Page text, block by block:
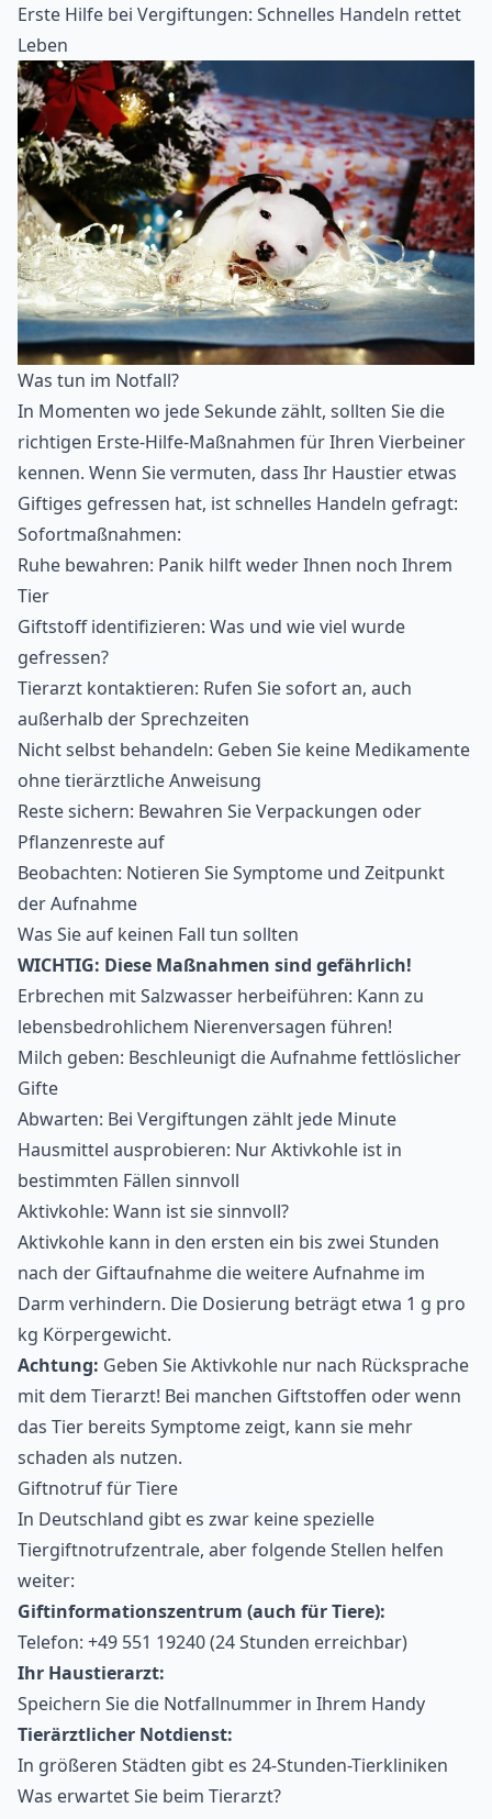
Erste Hilfe bei Vergiftungen: Schnelles Handeln rettet
Leben
Was tun im Notfall?
In Momenten wo jede Sekunde zählt, sollten Sie die
richtigen Erste-Hilfe-Maßnahmen für Ihren Vierbeiner
kennen. Wenn Sie vermuten, dass Ihr Haustier etwas
Giftiges gefressen hat, ist schnelles Handeln gefragt:
Sofortmaßnahmen:
Ruhe bewahren: Panik hilft weder Ihnen noch Ihrem
Tier
Giftstoff identifizieren: Was und wie viel wurde
gefressen?
Tierarzt kontaktieren: Rufen Sie sofort an, auch
außerhalb der Sprechzeiten
Nicht selbst behandeln: Geben Sie keine Medikamente
ohne tierärztliche Anweisung
Reste sichern: Bewahren Sie Verpackungen oder
Pflanzenreste auf
Beobachten: Notieren Sie Symptome und Zeitpunkt
der Aufnahme
Was Sie auf keinen Fall tun sollten
WICHTIG: Diese Maßnahmen sind gefährlich!
Erbrechen mit Salzwasser herbeiführen: Kann zu
lebensbedrohlichem Nierenversagen führen!
Milch geben: Beschleunigt die Aufnahme fettlöslicher
Gifte
Abwarten: Bei Vergiftungen zählt jede Minute
Hausmittel ausprobieren: Nur Aktivkohle ist in
bestimmten Fällen sinnvoll
Aktivkohle: Wann ist sie sinnvoll?
Aktivkohle kann in den ersten ein bis zwei Stunden
nach der Giftaufnahme die weitere Aufnahme im
Darm verhindern. Die Dosierung beträgt etwa 1 g pro
kg Körpergewicht.
Achtung: Geben Sie Aktivkohle nur nach Rücksprache
mit dem Tierarzt! Bei manchen Giftstoffen oder wenn
das Tier bereits Symptome zeigt, kann sie mehr
schaden als nutzen.
Giftnotruf für Tiere
In Deutschland gibt es zwar keine spezielle
Tiergiftnotrufzentrale, aber folgende Stellen helfen
weiter:
Giftinformationszentrum (auch für Tiere):
Telefon: +49 551 19240 (24 Stunden erreichbar)
Ihr Haustierarzt:
Speichern Sie die Notfallnummer in Ihrem Handy
Tierärztlicher Notdienst:
In größeren Städten gibt es 24-Stunden-Tierkliniken
Was erwartet Sie beim Tierarzt?